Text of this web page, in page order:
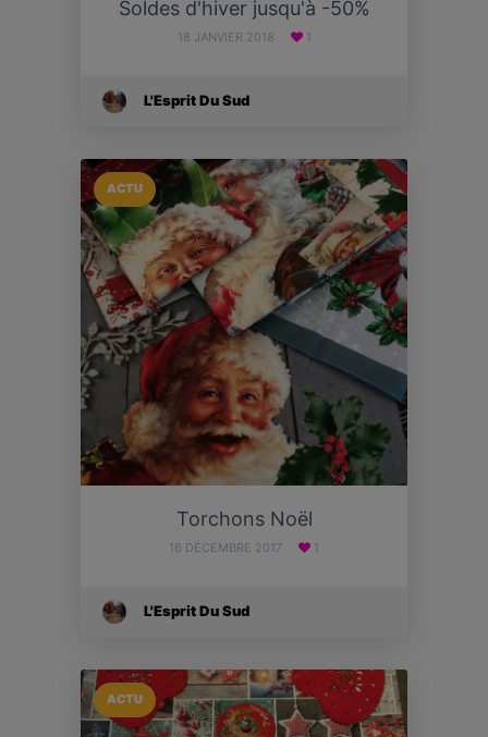
Soldes d'hiver jusqu'à -50%
18 JANVIER 2018 1
L'Esprit Du Sud
ACTU
Torchons Noël
16 DÉCEMBRE 2017 1
L'Esprit Du Sud
ACTU